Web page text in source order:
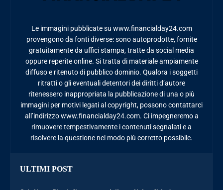
Le immagini pubblicate su www.financialday24.com
provengono da fonti diverse: sono autoprodotte, fornite
gratuitamente da uffici stampa, tratte da social media
oppure reperite online. Si tratta di materiale ampiamente
diffuso e ritenuto di pubblico dominio. Qualora i soggetti
ritratti o gli eventuali detentori dei diritti d’autore
ritenessero inappropriata la pubblicazione di una o più
immagini per motivi legati al copyright, possono contattarci
all’indirizzo www.financialday24.com. Ci impegneremo a
rimuovere tempestivamente i contenuti segnalati e a
risolvere la questione nel modo più corretto possibile.
ULTIMI POST